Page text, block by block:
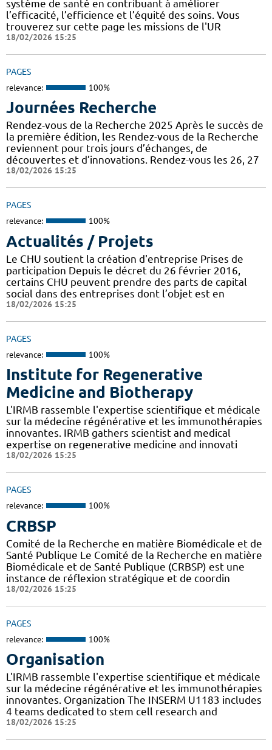
système de santé en contribuant à améliorer
l’efficacité, l’efficience et l’équité des soins. Vous
trouverez sur cette page les missions de l'UR
18/02/2026 15:25
PAGES
relevance: 100%
Journées Recherche
Rendez-vous de la Recherche 2025 Après le succès de
la première édition, les Rendez-vous de la Recherche
reviennent pour trois jours d’échanges, de
découvertes et d’innovations. Rendez-vous les 26, 27
18/02/2026 15:25
PAGES
relevance: 100%
Actualités / Projets
Le CHU soutient la création d'entreprise Prises de
participation Depuis le décret du 26 février 2016,
certains CHU peuvent prendre des parts de capital
social dans des entreprises dont l’objet est en
18/02/2026 15:25
PAGES
relevance: 100%
Institute for Regenerative
Medicine and Biotherapy
L'IRMB rassemble l'expertise scientifique et médicale
sur la médecine régénérative et les immunothérapies
innovantes. IRMB gathers scientist and medical
expertise on regenerative medicine and innovati
18/02/2026 15:25
PAGES
relevance: 100%
CRBSP
Comité de la Recherche en matière Biomédicale et de
Santé Publique Le Comité de la Recherche en matière
Biomédicale et de Santé Publique (CRBSP) est une
instance de réflexion stratégique et de coordin
18/02/2026 15:25
PAGES
relevance: 100%
Organisation
L'IRMB rassemble l'expertise scientifique et médicale
sur la médecine régénérative et les immunothérapies
innovantes. Organization The INSERM U1183 includes
4 teams dedicated to stem cell research and
18/02/2026 15:25